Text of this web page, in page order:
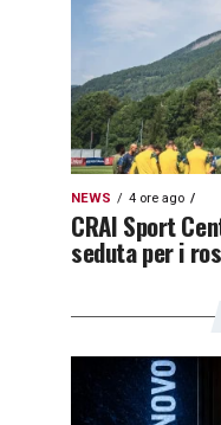
NEWS 4 ore ago
CRAI Sport
seduta per i